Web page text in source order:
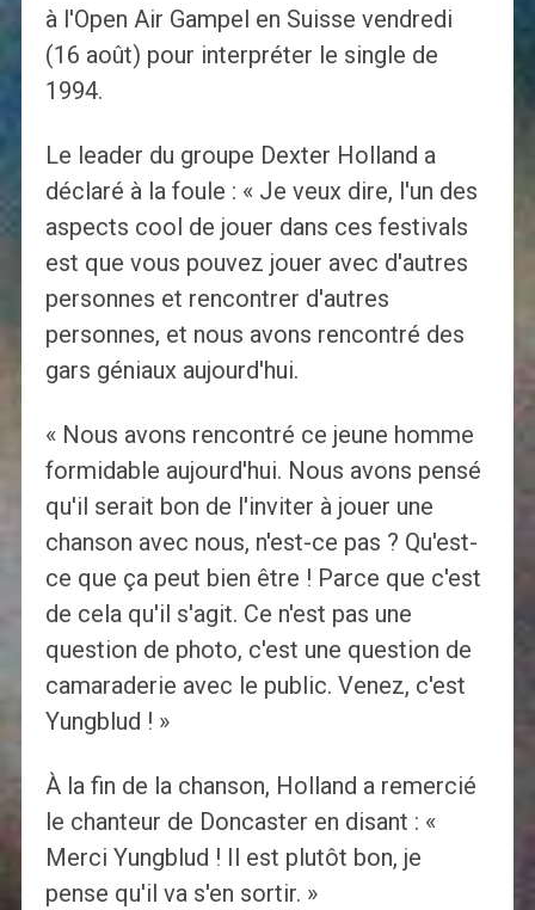
à l'Open Air Gampel en Suisse vendredi
(16 août) pour interpréter le single de
1994.
Le leader du groupe Dexter Holland a
déclaré à la foule : « Je veux dire, l'un des
aspects cool de jouer dans ces festivals
est que vous pouvez jouer avec d'autres
personnes et rencontrer d'autres
personnes, et nous avons rencontré des
gars géniaux aujourd'hui.
« Nous avons rencontré ce jeune homme
formidable aujourd'hui. Nous avons pensé
qu'il serait bon de l'inviter à jouer une
chanson avec nous, n'est-ce pas ? Qu'est-
ce que ça peut bien être ! Parce que c'est
de cela qu'il s'agit. Ce n'est pas une
question de photo, c'est une question de
camaraderie avec le public. Venez, c'est
Yungblud ! »
À la fin de la chanson, Holland a remercié
le chanteur de Doncaster en disant : «
Merci Yungblud ! Il est plutôt bon, je
pense qu'il va s'en sortir. »